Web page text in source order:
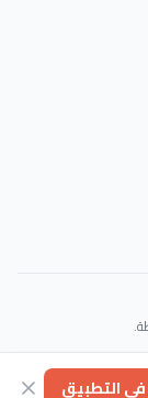
التطبيق